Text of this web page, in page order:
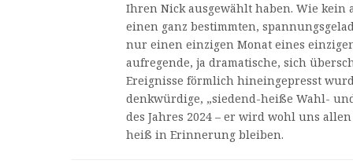
Ihren Nick ausgewählt haben. Wie kein
einen ganz bestimmten,
nur einen einzigen Monat eines
aufregende, ja dramatische, sich
Ereignisse förmlich hineingepresst
denkwürdige, „siedend-heiße Wahl-
des Jahres 2024 – er wird wohl uns
heiß in Erinnerung bleiben.